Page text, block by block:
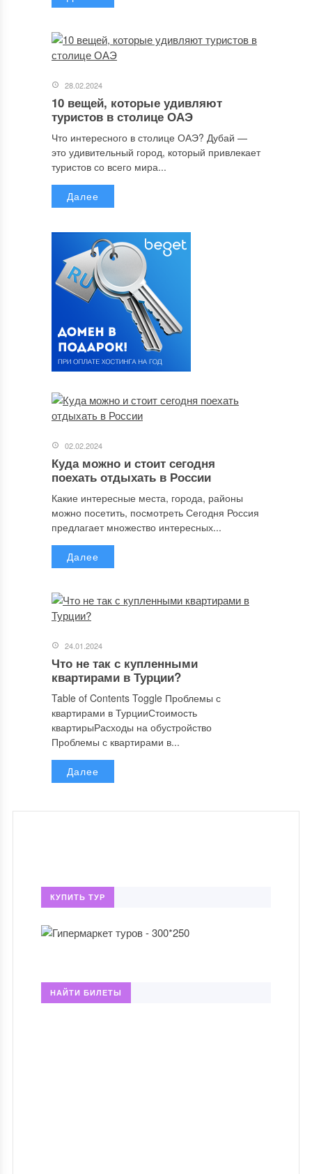
28.02.2024
10 вещей, которые удивляют
туристов в столице ОАЭ
Что интересного в столице ОАЭ? Дубай —
это удивительный город, который привлекает
туристов со всего мира...
Далее
02.02.2024
Куда можно и стоит сегодня
поехать отдыхать в России
Какие интересные места, города, районы
можно посетить, посмотреть Сегодня Россия
предлагает множество интересных...
Далее
24.01.2024
Что не так с купленными
квартирами в Турции?
Table of Contents Toggle Проблемы с
квартирами в ТурцииСтоимость
квартирыРасходы на обустройство
Проблемы с квартирами в...
Далее
КУПИТЬ ТУР
НАЙТИ БИЛЕТЫ